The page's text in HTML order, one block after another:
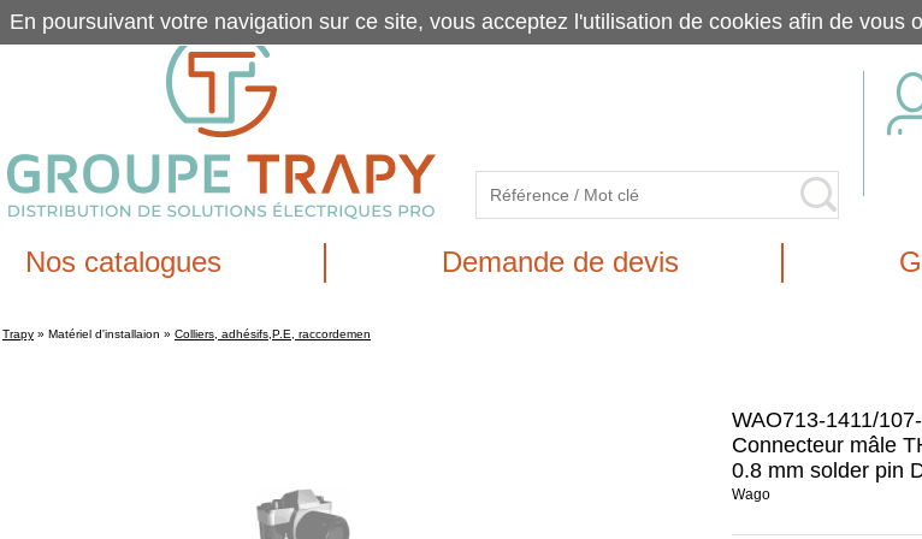
Nos catalogues Demande de devis
Trapy » Matériel d'installaion » Colliers, adhésifs,P.E, raccordemen
WAO713-1411/
Connecteur mâle
0.8 mm solder pin
Wago
En poursuivant votre navigation sur ce site, vous acceptez l'utilisation de cookies afin de